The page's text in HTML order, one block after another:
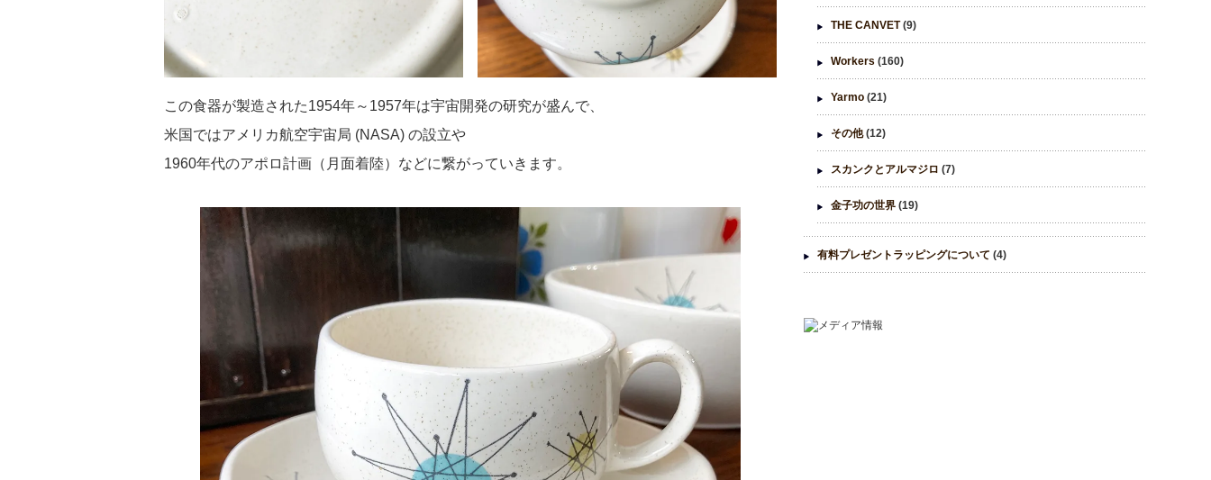
この食器が製造された1954年～1957年は宇宙開発の研究が盛んで、
米国ではアメリカ航空宇宙局 (NASA) の設立や
1960年代のアポロ計画（月面着陸）などに繋がっていきます。
THE CANVET(9)
Workers (160)
Yarmo (21)
その他(12)
スカンクとアルマジロ (7)
金子功の世界 (19)
有料プレゼントラッピングについて (4)